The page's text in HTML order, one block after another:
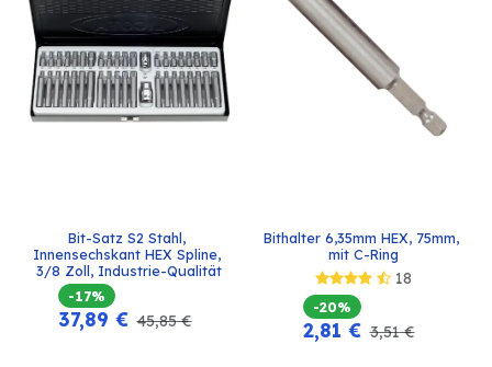
Bit-Satz S2 Stahl,
Innensechskant HEX Spline,
3/8 Zoll, Industrie-Qualität
-17%
37,89 € 45,85€
Bithalter 6,35mm HEX, 75mm,
mit C-Ring
18
-20%
2,81 € 3,51€